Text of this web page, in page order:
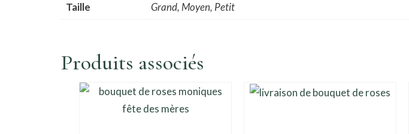
Taille Grand, Moyen, Petit
Produits associés